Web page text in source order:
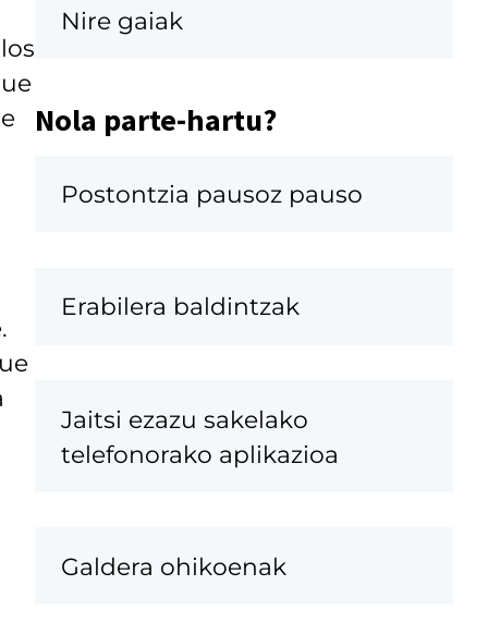
Nire gaiak
Nola parte-hartu?
Postontzia pausoz pauso
Erabilera baldintzak
Jaitsi ezazu sakelako
telefonorako aplikazioa
Galdera ohikoenak